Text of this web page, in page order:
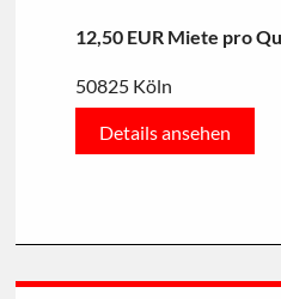
12,50 EUR Miete pro
50825 Köln
Details ansehen